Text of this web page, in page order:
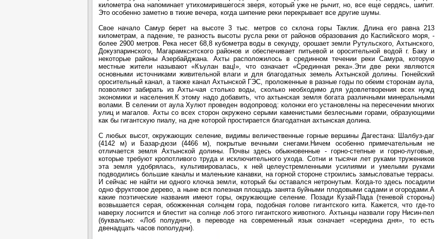
километра она напоминает утихомирившегося зверя, который уже не рычит, но, все еще сердясь, шипит.
Это особенно заметно в тихие вечера, когда шипение реки перекрывает все другие шумы.
Свое начало Самур берет на высоте 3 тыс. метров со склона горы Таклик. Длина его равна 213
километрам, а падение, те разность высоты русла реки от районов образования до Каспийского моря, -
более 2900 метров. Река несет 68,8 кубометра воды в секунду, орошает земли Рутульского, Ахтынского,
Докузпаринского, Магарамкснтского районов и обеспечивает питьевой и оросительной водой г. Баку и
некоторые районы Азербайджана. Ахты расположилось в срединном течении реки Самура, которую
местные жители называют «Къулан вацI», что означает «Срединная река».Эти две реки являются
основными источниками живительной влаги и для благодатных земель Ахтынской долины. Гюнейский
оросительный канал, а также канал Ахтынской ГЭС, проложенные в разные годы по обеим сторонам аула,
позволяют забирать из Ахты-чая столько воды, сколько необходимо для удовлетворения всех нужд
экономики и населения.К этому надо добавить, что ахтынская земля богата различными минеральными
волами. В селении от аула Хулют проведен водопровод: колонки его установлены на пересечении многих
улиц и магалов. Ахты со всех сторон окружено серыми каменистыми безлесными горами, образующими
как бы гигантскую пиалу, на дне которой простирается благодатная ахтынская долина.
С любых высот, окружающих селение, видимы величественные горные вершины Дагестана: Шалбуз-даг
(4142 м) и Базар-дюзи (4466 м), покрытые вечными снегами.Ничем особенно примечательным не
отличается земля Ахтынской долины. Почвы здесь обыкновенные - горно-степные и горно-луговые,
которые требуют кропотливого труда и исключительного ухода. Сотни и тысячи лет руками тружеников
эта земля удобрялась, культивировалась, к ней целеустремленными усилиями и умелыми руками
подводились большие каналы и маленькие канавки, на горной стороне строились замысловатые террасы.
И сейчас не найти ни одного клочка земли, который бы оставался нетронутым. Когда-то здесь посадили
одно фруктовое дерево, а ныне вся полезная площадь занята буйными плодовыми садами и огородами.А
какие поэтические названия имеют горы, окружающие селение. Позади Кузай-Пада (теневой стороны)
возвышается серая, обожженная солнцем гора, подобная голове гигантского кита. Кажется, что где-то
наверху лоснится и блестит на солнце лоб этого гигантского животного. Ахтынцы назвали гору Нисин-пел
(буквально: «Лоб полудня», в переводе на современный язык означает «середина дня», то есть
двенадцать часов пополудни).